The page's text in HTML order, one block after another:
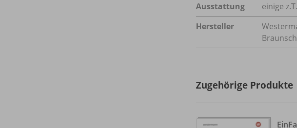
Ausstattung
einige
Hersteller
Zugehörige Produkte